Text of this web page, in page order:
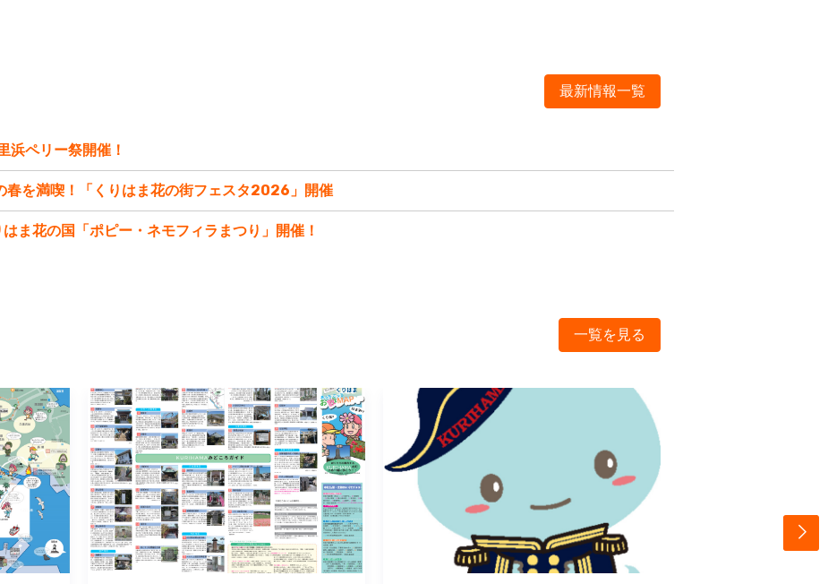
最新情報一覧
ペリー祭開催！
春を満喫！「くりはま花の街フェスタ2026」開催
ま花の国「ポピー・ネモフィラまつり」開催！
一覧を見る